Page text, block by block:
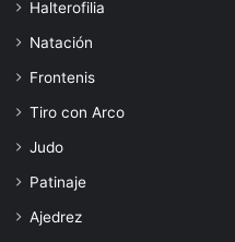
Halterofilia
Natación
Frontenis
Tiro con Arco
Judo
Patinaje
Ajedrez